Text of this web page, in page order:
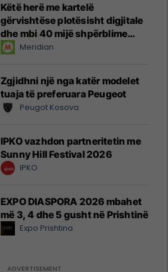
Këtë herë me kartelë
gërvishtëse plotësisht digjitale
dhe mbi 40 mijë shpërblime
instant!Meridian
Zgjidhni një nga katër modelet
tuaja të preferuara Peugeot
Peugot Kosova
IPKO vazhdon partneritetin me
Sunny Hill Festival 2026
IPKO
EXPO DIASPORA 2026 mbahet
më 3, 4 dhe 5 gusht në Prishtinë
Expo Prishtina